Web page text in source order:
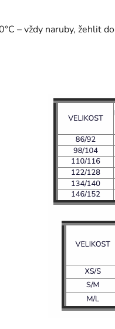
– vždy naruby, žehlit